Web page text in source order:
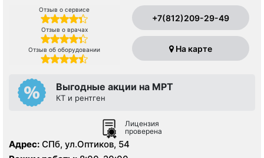
Отзыв о сервисе
Отзыв о врачах
Отзыв об оборудовании
+7(812)209-29-49
На карте
Выгодные акции на МРТ
КТ и рентген
Лицензия
проверена
Адрес: СПб, ул.Оптиков, 54